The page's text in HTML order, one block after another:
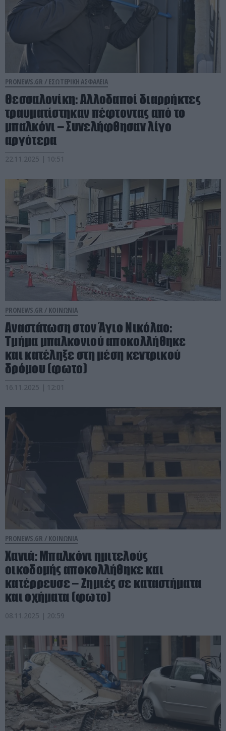
PRONEWS.GR / ΕΣΩΤΕΡΙΚΗ ΑΣΦΑΛΕΙΑ
Θεσσαλονίκη: Αλλοδαποί διαρρήκτες
τραυματίστηκαν πέφτοντας από το
μπαλκόνι – Συνελήφθησαν λίγο
αργότερα
22.11.2025 | 10:51
PRONEWS.GR / ΚΟΙΝΩΝΙΑ
Αναστάτωση στον Άγιο Νικόλαο:
Τμήμα μπαλκονιού αποκολλήθηκε
και κατέληξε στη μέση κεντρικού
δρόμου (φωτο)
16.11.2025 | 12:01
PRONEWS.GR / ΚΟΙΝΩΝΙΑ
Χανιά: Mπαλκόνι ημιτελούς
οικοδομής αποκολλήθηκε και
κατέρρευσε – Ζημιές σε καταστήματα
και οχήματα (φωτο)
08.11.2025 | 20:59